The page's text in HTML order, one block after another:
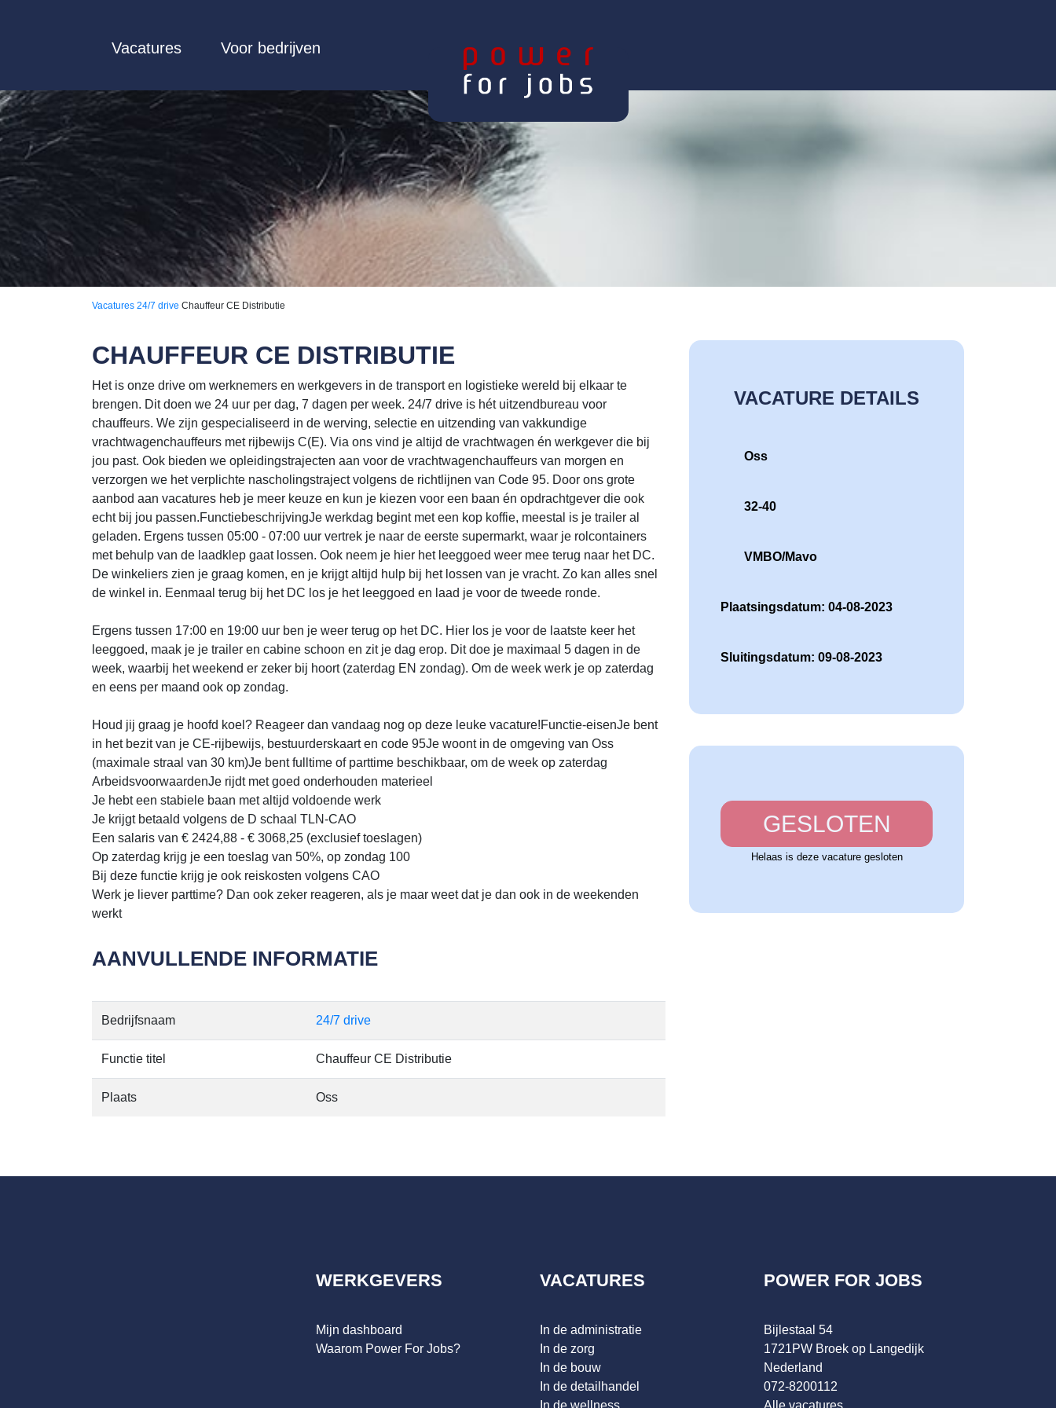
Vacatures Voor bedrijven
Vacatures 24/7 drive Chauffeur CE Distributie
CHAUFFEUR CE DISTRIBUTIE
Het is onze drive om werknemers en werkgevers in de transport en logistieke wereld bij elkaar te
brengen. Dit doen we 24 uur per dag, 7 dagen per week. 24/7 drive is hét uitzendbureau voor
chauffeurs. We zijn gespecialiseerd in de werving, selectie en uitzending van vakkundige
vrachtwagenchauffeurs met rijbewijs C(E). Via ons vind je altijd de vrachtwagen én werkgever die bij
jou past. Ook bieden we opleidingstrajecten aan voor de vrachtwagenchauffeurs van morgen en
verzorgen we het verplichte nascholingstraject volgens de richtlijnen van Code 95. Door ons grote
aanbod aan vacatures heb je meer keuze en kun je kiezen voor een baan én opdrachtgever die ook
echt bij jou passen.FunctiebeschrijvingJe werkdag begint met een kop koffie, meestal is je trailer al
geladen. Ergens tussen 05:00 - 07:00 uur vertrek je naar de eerste supermarkt, waar je rolcontainers
met behulp van de laadklep gaat lossen. Ook neem je hier het leeggoed weer mee terug naar het DC.
De winkeliers zien je graag komen, en je krijgt altijd hulp bij het lossen van je vracht. Zo kan alles snel
de winkel in. Eenmaal terug bij het DC los je het leeggoed en laad je voor de tweede ronde.
Ergens tussen 17:00 en 19:00 uur ben je weer terug op het DC. Hier los je voor de laatste keer het
leeggoed, maak je je trailer en cabine schoon en zit je dag erop. Dit doe je maximaal 5 dagen in de
week, waarbij het weekend er zeker bij hoort (zaterdag EN zondag). Om de week werk je op zaterdag
en eens per maand ook op zondag.
Houd jij graag je hoofd koel? Reageer dan vandaag nog op deze leuke vacature!Functie-eisenJe bent
in het bezit van je CE-rijbewijs, bestuurderskaart en code 95Je woont in de omgeving van Oss
(maximale straal van 30 km)Je bent fulltime of parttime beschikbaar, om de week op zaterdag
ArbeidsvoorwaardenJe rijdt met goed onderhouden materieel
Je hebt een stabiele baan met altijd voldoende werk
Je krijgt betaald volgens de D schaal TLN-CAO
Een salaris van € 2424,88 - € 3068,25 (exclusief toeslagen)
Op zaterdag krijg je een toeslag van 50%, op zondag 100
Bij deze functie krijg je ook reiskosten volgens CAO
Werk je liever parttime? Dan ook zeker reageren, als je maar weet dat je dan ook in de weekenden
werkt
AANVULLENDE INFORMATIE
Bedrijfsnaam 24/7 drive
Functie titel Chauffeur CE Distributie
Plaats Oss
VACATURE DETAILS
Oss
32-40
VMBO/Mavo
Plaatsingsdatum: 04-08-2023
Sluitingsdatum: 09-08-2023
GESLOTEN
Helaas is deze vacature gesloten
WERKGEVERS
Mijn dashboard
Waarom Power For Jobs?
VACATURES
In de administratie
In de zorg
In de bouw
In de detailhandel
In de wellness
POWER FOR JOBS
Bijlestaal 54
1721PW Broek op Langedijk
Nederland
072-8200112
Alle vacatures